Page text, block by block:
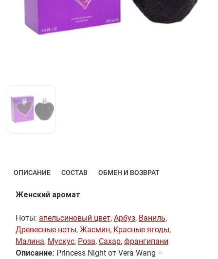
ОПИСАНИЕ СОСТАВ ОБМЕН И ВОЗВРАТ
Женский аромат
Ноты: апельсиновый цвет, Арбуз, Ваниль,
Древесные ноты, Жасмин, Красные ягоды,
Малина, Мускус, Роза, Сахар, франгипани
Описание:Princess Night от Vera Wang –